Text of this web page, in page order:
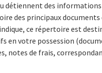
détiennent des informations
des principaux documents
ce répertoire est
en votre possession
notes de frais,